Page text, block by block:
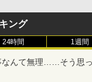
ROM 本体 / 3ヶ月保
クトップパソコン
￥47,880
￥11,999
ゲーミングモニター
0Hz 1ms Fast IPSパ
￥2,980
ング
24時間 1週間
なんて無理……そう思